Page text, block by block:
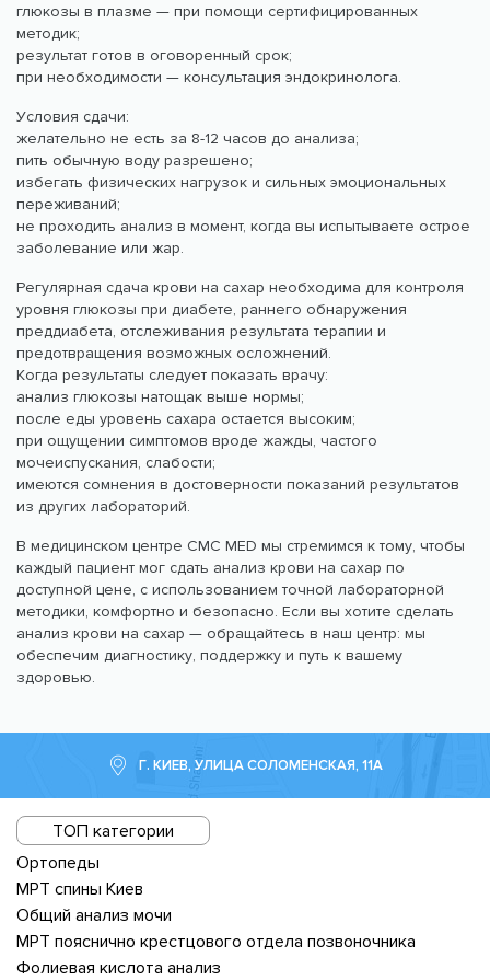
глюкозы в плазме — при помощи сертифицированных
методик;
результат готов в оговоренный срок;
при необходимости — консультация эндокринолога.
Условия сдачи:
желательно не есть за 8-12 часов до анализа;
пить обычную воду разрешено;
избегать физических нагрузок и сильных эмоциональных
переживаний;
не проходить анализ в момент, когда вы испытываете острое
заболевание или жар.
Регулярная сдача крови на сахар необходима для контроля
уровня глюкозы при диабете, раннего обнаружения
преддиабета, отслеживания результата терапии и
предотвращения возможных осложнений.
Когда результаты следует показать врачу:
анализ глюкозы натощак выше нормы;
после еды уровень сахара остается высоким;
при ощущении симптомов вроде жажды, частого
мочеиспускания, слабости;
имеются сомнения в достоверности показаний результатов
из других лабораторий.
В медицинском центре CMC MED мы стремимся к тому, чтобы
каждый пациент мог сдать анализ крови на сахар по
доступной цене, с использованием точной лабораторной
методики, комфортно и безопасно. Если вы хотите сделать
анализ крови на сахар — обращайтесь в наш центр: мы
обеспечим диагностику, поддержку и путь к вашему
здоровью.
Г. КИЕВ, УЛИЦА СОЛОМЕНСКАЯ, 11А
ТОП категории
Ортопеды
МРТ спины Киев
Общий анализ мочи
МРТ пояснично крестцового отдела позвоночника
Фолиевая кислота анализ